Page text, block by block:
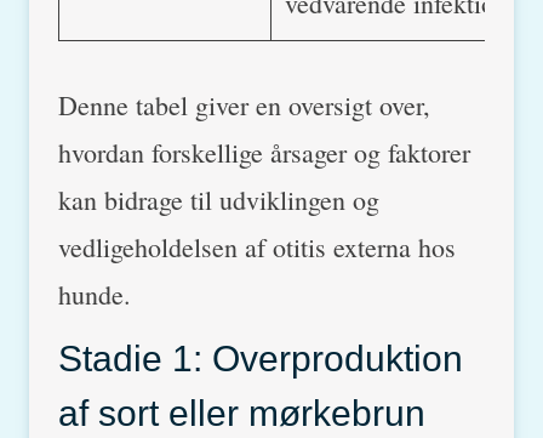
Denne tabel giver en oversigt over,
hvordan forskellige årsager og faktorer
kan bidrage til udviklingen og
vedligeholdelsen af otitis externa hos
hunde.
Stadie 1: Overproduktion
af sort eller mørkebrun